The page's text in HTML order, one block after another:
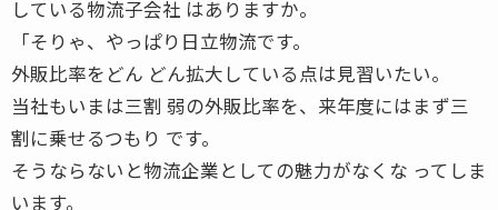
している物流子会社 はありますか。
「そりゃ、やっぱり日立物流です。
外販比率をどん どん拡大している点は見習いたい。
当社もいまは三割 弱の外販比率を、来年度にはまず三
割に乗せるつもり です。
そうならないと物流企業としての魅力がなくな ってしま
います。